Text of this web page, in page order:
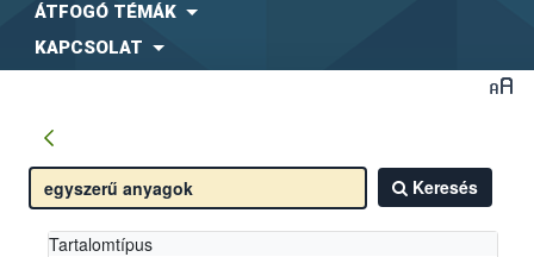
ÁTFOGÓ TÉMÁK
KAPCSOLAT
Keresés
Tartalomtípus